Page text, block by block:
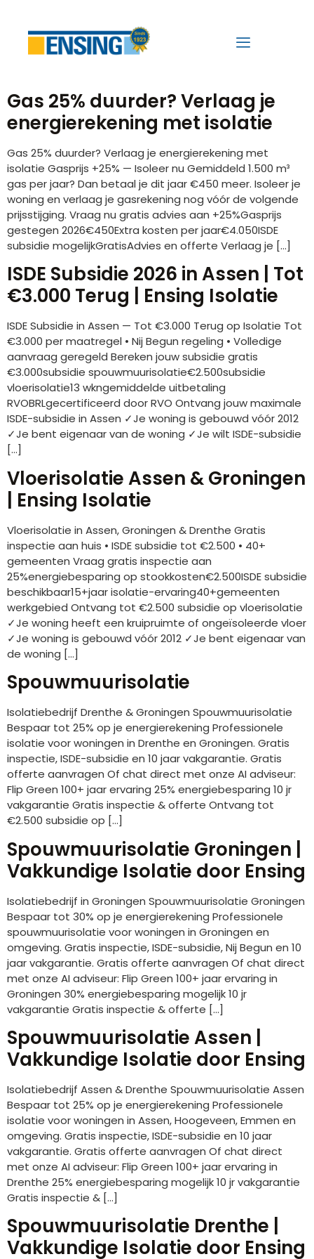
Gas 25% duurder? Verlaag je
energierekening met isolatie
Gas 25% duurder? Verlaag je energierekening met
isolatie Gasprijs +25% — Isoleer nu Gemiddeld 1.500 m³
gas per jaar? Dan betaal je dit jaar €450 meer. Isoleer je
woning en verlaag je gasrekening nog vóór de volgende
prijsstijging. Vraag nu gratis advies aan +25%Gasprijs
gestegen 2026€450Extra kosten per jaar€4.050ISDE
subsidie mogelijkGratisAdvies en offerte Verlaag je […]
ISDE Subsidie 2026 in Assen | Tot
€3.000 Terug | Ensing Isolatie
ISDE Subsidie in Assen — Tot €3.000 Terug op Isolatie Tot
€3.000 per maatregel • Nij Begun regeling • Volledige
aanvraag geregeld Bereken jouw subsidie gratis
€3.000subsidie spouwmuurisolatie€2.500subsidie
vloerisolatie13 wkngemiddelde uitbetaling
RVOBRLgecertificeerd door RVO Ontvang jouw maximale
ISDE-subsidie in Assen ✓Je woning is gebouwd vóór 2012
✓Je bent eigenaar van de woning ✓Je wilt ISDE-subsidie
[…]
Vloerisolatie Assen & Groningen
| Ensing Isolatie
Vloerisolatie in Assen, Groningen & Drenthe Gratis
inspectie aan huis • ISDE subsidie tot €2.500 • 40+
gemeenten Vraag gratis inspectie aan
25%energiebesparing op stookkosten€2.500ISDE subsidie
beschikbaar15+jaar isolatie-ervaring40+gemeenten
werkgebied Ontvang tot €2.500 subsidie op vloerisolatie
✓Je woning heeft een kruipruimte of ongeïsoleerde vloer
✓Je woning is gebouwd vóór 2012 ✓Je bent eigenaar van
de woning […]
Spouwmuurisolatie
Isolatiebedrijf Drenthe & Groningen Spouwmuurisolatie
Bespaar tot 25% op je energierekening Professionele
isolatie voor woningen in Drenthe en Groningen. Gratis
inspectie, ISDE-subsidie en 10 jaar vakgarantie. Gratis
offerte aanvragen Of chat direct met onze AI adviseur:
Flip Green 100+ jaar ervaring 25% energiebesparing 10 jr
vakgarantie Gratis inspectie & offerte Ontvang tot
€2.500 subsidie op […]
Spouwmuurisolatie Groningen |
Vakkundige Isolatie door Ensing
Isolatiebedrijf in Groningen Spouwmuurisolatie Groningen
Bespaar tot 30% op je energierekening Professionele
spouwmuurisolatie voor woningen in Groningen en
omgeving. Gratis inspectie, ISDE-subsidie, Nij Begun en 10
jaar vakgarantie. Gratis offerte aanvragen Of chat direct
met onze AI adviseur: Flip Green 100+ jaar ervaring in
Groningen 30% energiebesparing mogelijk 10 jr
vakgarantie Gratis inspectie & offerte […]
Spouwmuurisolatie Assen |
Vakkundige Isolatie door Ensing
Isolatiebedrijf Assen & Drenthe Spouwmuurisolatie Assen
Bespaar tot 25% op je energierekening Professionele
isolatie voor woningen in Assen, Hoogeveen, Emmen en
omgeving. Gratis inspectie, ISDE-subsidie en 10 jaar
vakgarantie. Gratis offerte aanvragen Of chat direct
met onze AI adviseur: Flip Green 100+ jaar ervaring in
Drenthe 25% energiebesparing mogelijk 10 jr vakgarantie
Gratis inspectie & […]
Spouwmuurisolatie Drenthe |
Vakkundige Isolatie door Ensing